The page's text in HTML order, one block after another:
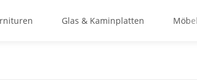
Glas & Kaminplatten